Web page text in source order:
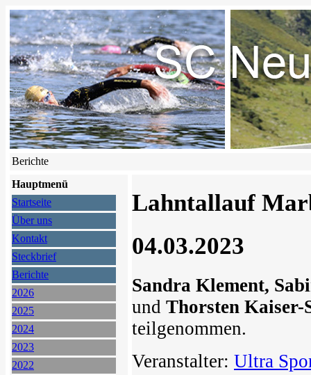
Berichte
Hauptmenü
Startseite
Über uns
Kontakt
Steckbrief
Berichte
2026
2025
2024
2023
2022
Lahntallauf
04.03.2023
Sandra Klement,
und Thorsten Kaiser-
teilgenommen.
Veranstalter: Ultra